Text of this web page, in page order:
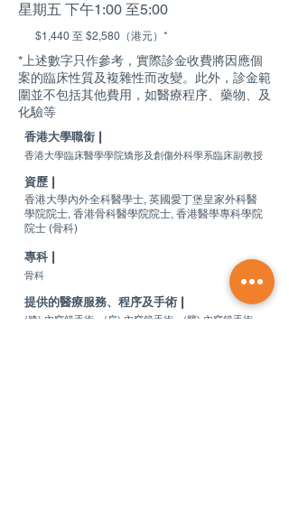
星期五 下午1:00 至5:00
$1,440 至 $2,580（港元）*
*上述數字只作參考，實際診金收費將因應個
案的臨床性質及複雜性而改變。此外，診金範
圍並不包括其他費用，如醫療程序、藥物、及
化驗等
香港大學職銜 |
香港大學臨床醫學學院矯形及創傷外科學系臨床副教授
資歷 |
香港大學內外全科醫學士, 英國愛丁堡皇家外科醫
學院院士, 香港骨科醫學院院士, 香港醫學專科學院
院士 (骨科)
專科 |
骨科
提供的醫療服務、程序及手術 |
(膝) 內窺鏡手術，(肩) 內窺鏡手術，(髖) 內窺鏡手術，